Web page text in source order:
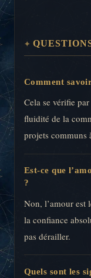
Comment
Cela se vérifie
fluidité de la
projets communs
Est-ce que
?
Non, l’amour est
la confiance
pas dérailler.
Quels sont les